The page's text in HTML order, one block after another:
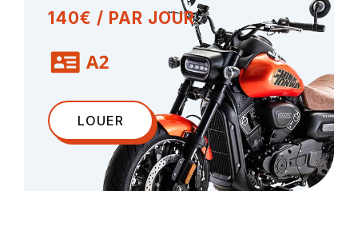
140€ / PAR JOUR
LOUER